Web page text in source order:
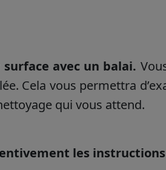
avec un balai.
Cela vous permettra
qui vous attend.
les